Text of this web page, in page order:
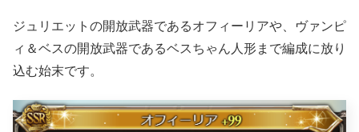
ジュリエットの開放武器であるオフィーリアや、ヴァンピ
ィ＆ベスの開放武器であるベスちゃん人形まで編成に放り
込む始末です。